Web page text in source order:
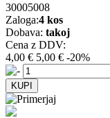
30005008
Zaloga:4 kos
Dobava: takoj
Cena z DDV:
4,00 € 5,00 € -20%